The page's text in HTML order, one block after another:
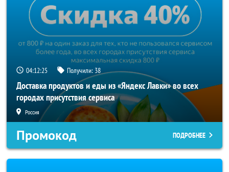
04:12:24 Получили: 38
Доставка продуктов и еды из «Яндекс Лавки» во всех
городах присутствия сервиса
Россия
Промокод ПОДРОБНЕЕ